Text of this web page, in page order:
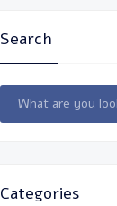
Search
Categories